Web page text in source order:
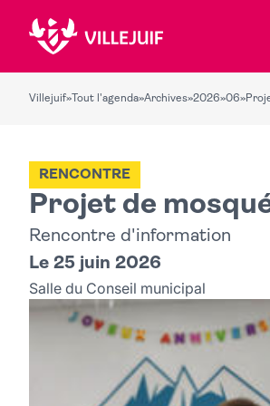
Villejuif» Tout l'agenda»Archives»2026»06»
Projet de
RENCONTRE
Rencontre d'information
Le 25 juin 2026
Salle du Conseil municipal